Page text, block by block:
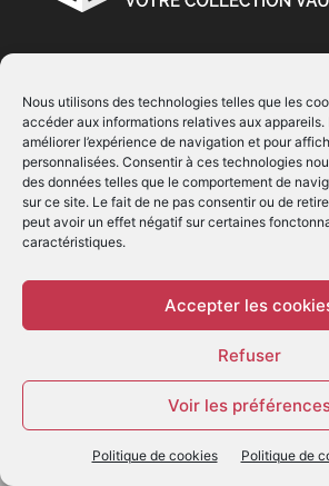
Nous utilisons des technologies telles que les
accéder aux informations relatives aux appareils.
améliorer l’expérience de navigation et pour
personnalisées. Consentir à ces technologies
des données telles que le comportement de
sur ce site. Le fait de ne pas consentir ou de
peut avoir un effet négatif sur certaines
caractéristiques.
Accepter les
Refuser
Voir les
Politique de cookies Politique de
© Copyright 2022 | Produit par
Réservés
SUIVEZ NOUS
© - Création :EIMAI